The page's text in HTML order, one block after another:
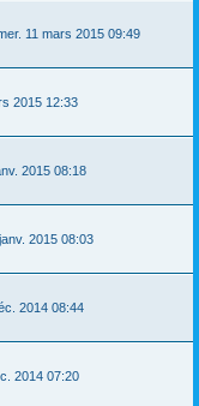
11 mars 2015 09:49
2015 12:33
2015 08:18
2015 08:03
2014 08:44
2014 07:20